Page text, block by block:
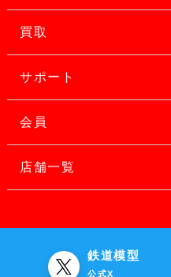
買取
サポート
会員
店舗一覧
鉄道模型
公式X